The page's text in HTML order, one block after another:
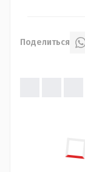
Поделиться